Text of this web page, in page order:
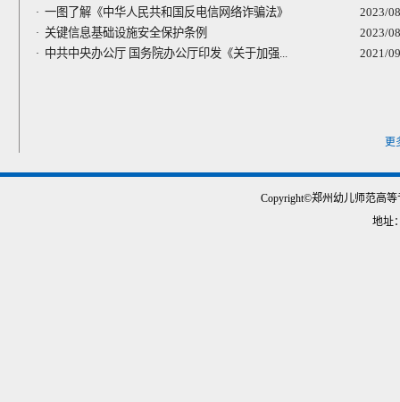
· 一图了解《中华人民共和国反电信网络诈骗法》 2023/
· 关键信息基础设施安全保护条例 2023/
· 中共中央办公厅 国务院办公厅印发《关于加强... 2021/
更
Copyright©郑州幼儿师范高
地址